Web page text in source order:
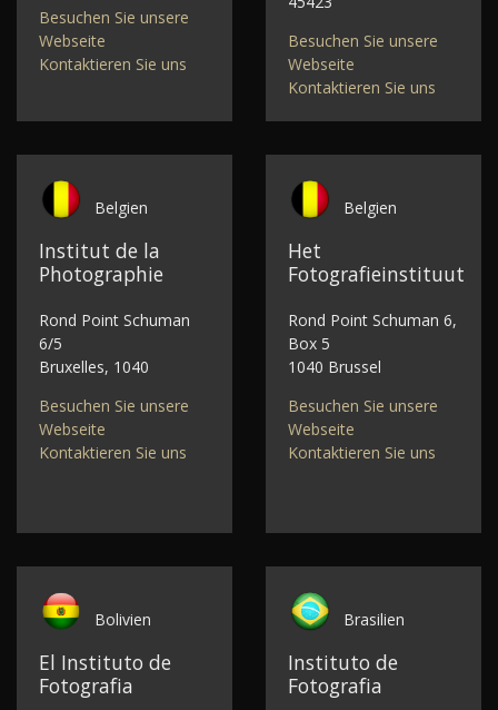
Besuchen Sie unsere
Webseite
Kontaktieren Sie uns
Besuchen Sie unsere
Webseite
Kontaktieren Sie uns
Belgien
Institut de la
Photographie
Rond Point Schuman
6/5
Bruxelles, 1040
Besuchen Sie unsere
Webseite
Kontaktieren Sie uns
Belgien
Het
Fotografieinstituut
Rond Point Schuman 6,
Box 5
1040 Brussel
Besuchen Sie unsere
Webseite
Kontaktieren Sie uns
Bolivien
El Instituto de
Fotografia
Brasilien
Instituto de
Fotografia